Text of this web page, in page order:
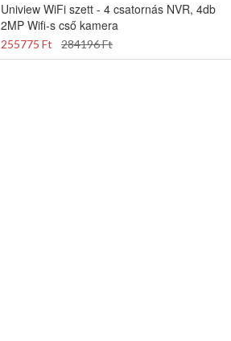
Uniview WiFi szett - 4 csatornás NVR, 4db
2MP Wifi-s cső kamera
255775 Ft 284196 Ft